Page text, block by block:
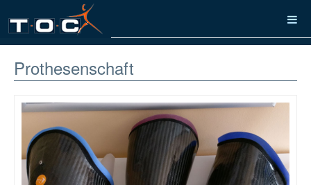
Prothesenschaft